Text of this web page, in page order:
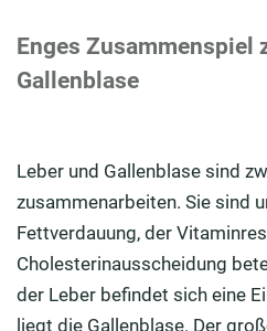
Enges Zusammenspiel
Gallenblase
Leber und Gallenblase sind
zusammenarbeiten. Sie sind
Fettverdauung, der
Cholesterinausscheidung
der Leber befindet sich eine
liegt die Gallenblase. Der